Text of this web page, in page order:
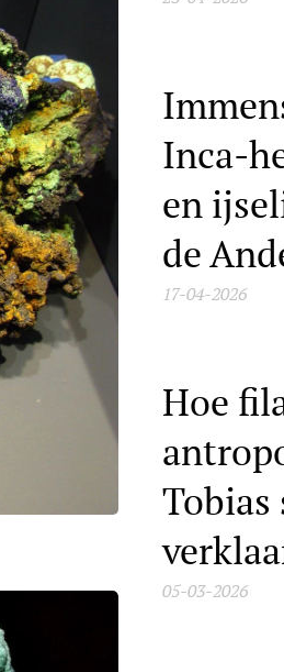
Inca-
en
de
17-04-2026
Hoe
Tobias
05-03-2026